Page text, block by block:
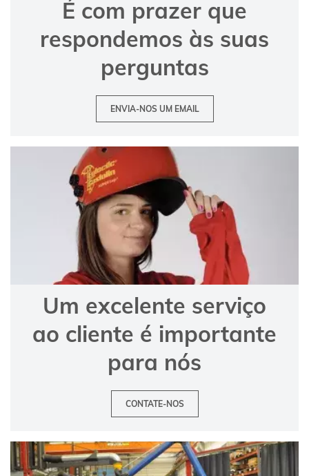
É com prazer que
respondemos às suas
perguntas
ENVIA-NOS UM EMAIL
Um excelente serviço
ao cliente é importante
para nós
CONTATE-NOS